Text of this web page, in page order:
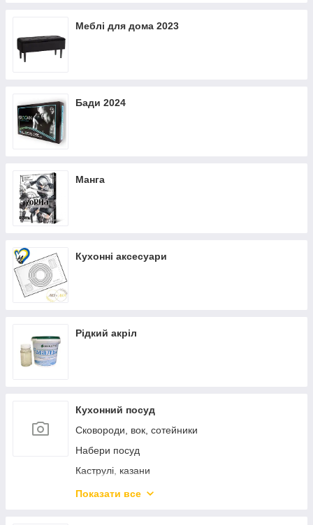
Меблі для дома 2023
Бади 2024
Манга
Кухонні аксесуари
Рідкий акріл
Кухонний посуд
Сковороди, вок, сотейники
Набери посуд
Каструлі, казани
Каструлі з нержавіючої сталі
Показати все